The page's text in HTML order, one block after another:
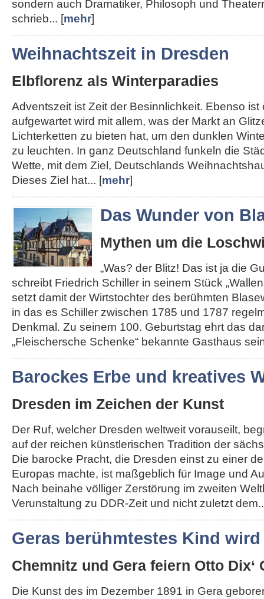
sondern auch Dramatiker, Philosoph und
schrieb... [mehr]
Weihnachtszeit in Dresden
Elbflorenz als Winterparadies
Adventszeit ist Zeit der Besinnlichkeit. Ebenso ist
aufgewartet wird mit allem, was der Markt an
Lichterketten zu bieten hat, um den dunklen
zu leuchten. In ganz Deutschland funkeln die
Wette, mit dem Ziel, Deutschlands
Dieses Ziel hat... [mehr]
Das Wunder von
Mythen um die
„Was? der Blitz! Das ist ja die
schreibt Friedrich Schiller in seinem Stück
setzt damit der Wirtstochter des berühmten
in das es Schiller zwischen 1785 und 1787
Denkmal. Zu seinem 100. Geburtstag ehrt das
„Fleischersche Schenke“ bekannte Gasthaus
Barockes Erbe und kreatives
Dresden im Zeichen der Kunst
Der Ruf, welcher Dresden weltweit vorauseilt,
auf der reichen künstlerischen Tradition der
Die barocke Pracht, die Dresden einst zu einer
Europas machte, ist maßgeblich für Image und
Nach beinahe völliger Zerstörung im zweiten
Verunstaltung zu DDR-Zeit und nicht zuletzt
Geras berühmtestes Kind wird
Chemnitz und Gera feiern Otto Dix‘
Die Kunst des im Dezember 1891 in Gera